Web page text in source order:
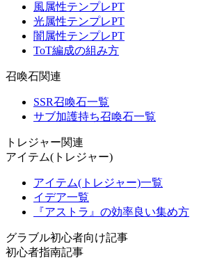
風属性テンプレPT
光属性テンプレPT
闇属性テンプレPT
ToT編成の組み方
召喚石関連
SSR召喚石一覧
サブ加護持ち召喚石一覧
トレジャー関連
アイテム(トレジャー)
アイテム(トレジャー)一覧
イデア一覧
『アストラ』の効率良い集め方
グラブル初心者向け記事
初心者指南記事